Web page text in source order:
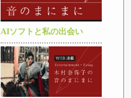
AIソフトと私の出会い